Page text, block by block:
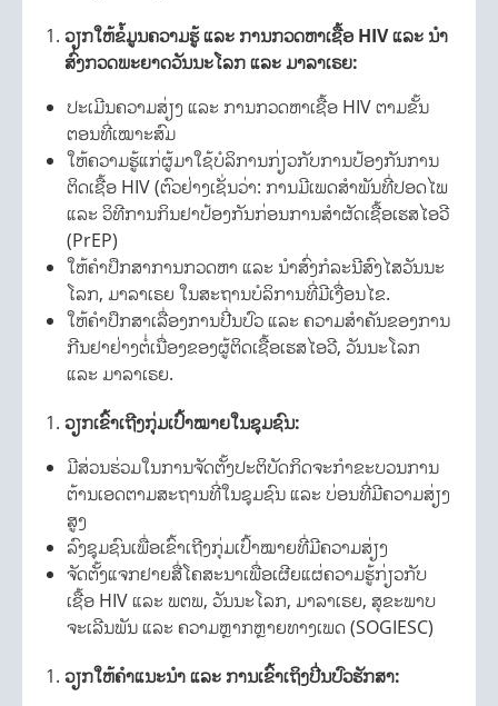
ວຽກໃຫ້ຂໍ້ມູນຄວາມຮູ້ ແລະ ການກວດຫາເຊື້ອ HIVແລະ ນໍາ
ສົ່ງກວດພະຍາດວັນນະໂລກ ແລະ ມາລາເຣຍ:
ປະເມີນຄວາມສ່ຽງ ແລະ ການກວດຫາເຊື້ອ HIV ຕາມຂັ້ນ
ຕອນທີ່ເໝາະສົມ
ໃຫ້ຄວາມຮູ້ແກ່ຜູ້ມາໃຊ້ບໍລິການກ່ຽວກັບການປ້ອງກັນການ
ຕິດເຊື້ອ HIV (ຕົວຢ່າງເຊັ່ນວ່າ: ການມີເພດສຳພັນທີ່ປອດໄພ
ແລະ ວິທີການກິນຢາປ້ອງກັນກ່ອນການສຳຜັດເຊື້ອເຮສໄອວີ
(PrEP)
ໃຫ້ຄໍາປຶກສາການກວດຫາ ແລະ ນໍາສົ່ງກໍລະນີສົງໄສວັນນະ
ໂລກ, ມາລາເຣຍ ໃນສະຖານບໍລິການທີ່ມີເງື່ອນໄຂ.
ໃຫ້ຄຳປຶກສາເລື່ອງການປີ່ນປົວ ແລະ ຄວາມສຳຄັນຂອງການ
ກີນຢາຢ່າງຕໍ່ເນື່ອງຂອງຜູ້ຕິດເຊື້ອເຮສໄອວີ, ວັນນະໂລກ
ແລະ ມາລາເຣຍ.
ວຽກເຂົ້າເຖີງກຸ່ມເປົ້າໝາຍໃນຊຸມຊົນ:
ມີສ່ວນຮ່ວມໃນການຈັດຕັ້ງປະຕິບັດກິດຈະກຳຂະບວນການ
ຕ້ານເອດຕາມສະຖານທີ່ໃນຊຸມຊົນ ແລະ ບ່ອນທີ່ມີຄວາມສ່ຽງ
ສູງ
ລົງຊຸມຊົນເພື່ອເຂົ້າເຖີງກຸ່ມເປົ້າໝາຍທີ່ມີຄວາມສ່ຽງ
ຈັດຕັ້ງແຈກຢາຍສື່ໂຄສະນາເພື່ອເຜີຍແຜ່ຄວາມຮູ້ກ່ຽວກັບ
ເຊື້ອ HIV ແລະ ພຕພ, ວັນນະໂລກ, ມາລາເຣຍ, ສຸຂະພາບ
ຈະເລີນພັນ ແລະ ຄວາມຫຼາກຫຼາຍທາງເພດ (SOGIESC)
ວຽກໃຫ້ຄຳແນະນຳ ແລະ ການເຂົ້າເຖິງປີ່ນປົວຮັກສາ: